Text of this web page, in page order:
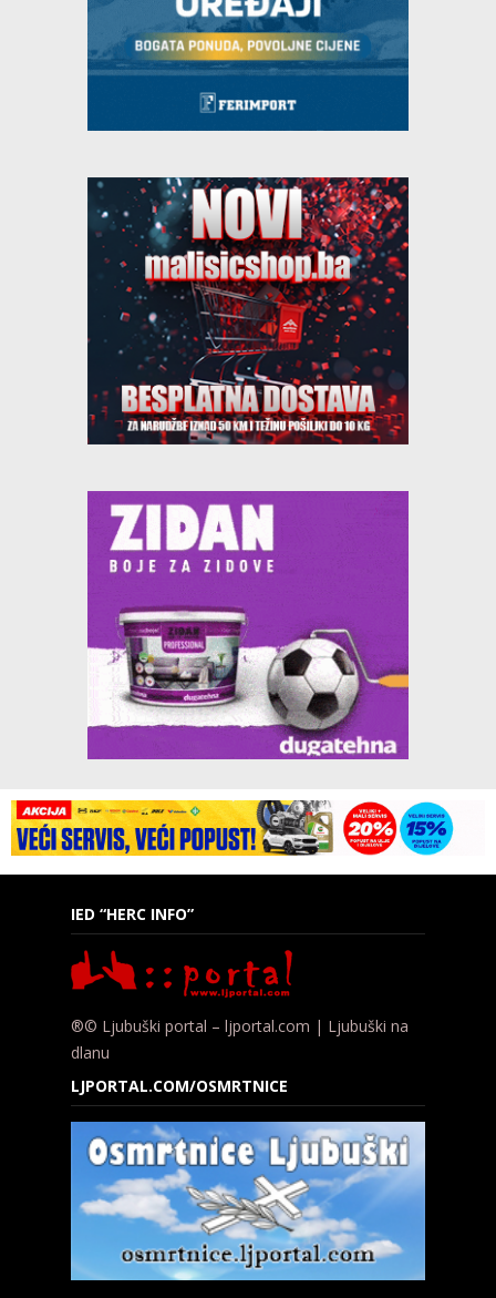
IED “HERC INFO”
®© Ljubuški portal – ljportal.com | Ljubuški na
dlanu
LJPORTAL.COM/OSMRTNICE